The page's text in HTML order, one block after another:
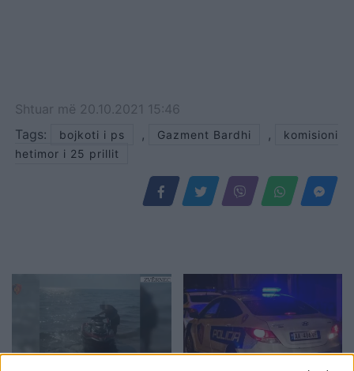
Shtuar më 20.10.2021 15:46
Tags:
bojkoti i ps , Gazment Bardhi ,
komisioni
hetimor i 25 prillit